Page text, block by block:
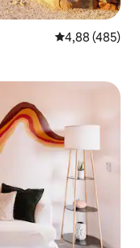
Prosječna
4,88 (485)